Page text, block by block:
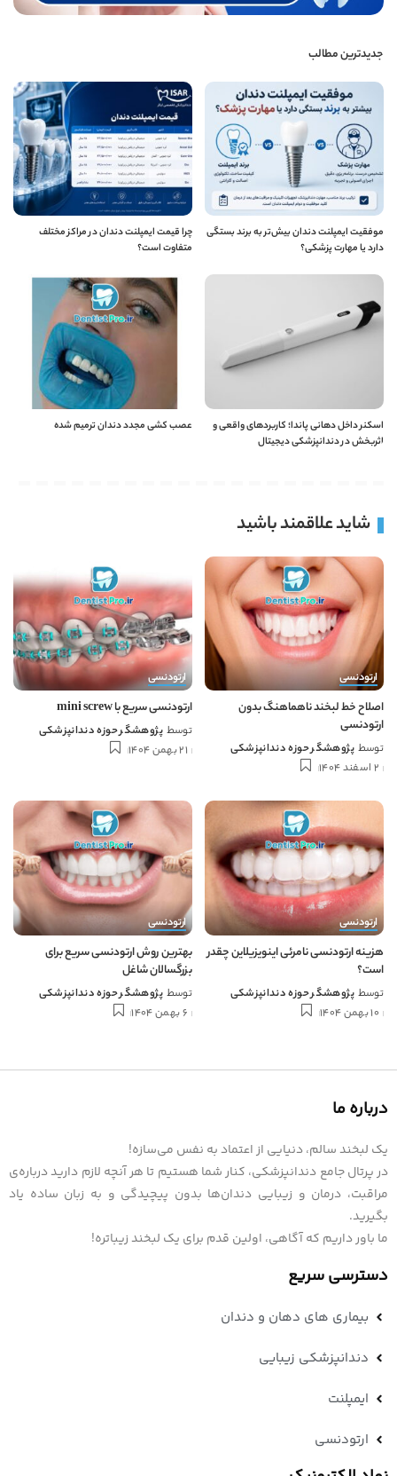
جدیدترین مطالب
موفقیت ایمپلنت دندان بیش‌تر به برند بستگی
دارد یا مهارت پزشکی؟
چرا قیمت ایمپلنت دندان در مراکز مختلف
متفاوت است؟
اسکنر داخل دهانی پاندا؛ کاربردهای واقعی و
اثربخش در دندانپزشکی دیجیتال
عصب کشی مجدد دندان ترمیم شده
شاید علاقمند باشید
ارتودنسی
اصلاح خط لبخند ناهماهنگ بدون
ارتودنسی
توسط پژوهشگر حوزه دندانپزشکی
2 اسفند 1404
ارتودنسی
ارتودنسی سریع با mini screw
توسط پژوهشگر حوزه دندانپزشکی
21 بهمن 1404
ارتودنسی
هزینه ارتودنسی نامرئی اینویزیلاین چقدر
است؟
توسط پژوهشگر حوزه دندانپزشکی
10 بهمن 1404
ارتودنسی
بهترین روش ارتودنسی سریع برای
بزرگسالان شاغل
توسط پژوهشگر حوزه دندانپزشکی
6 بهمن 1404
درباره ما
یک لبخند سالم، دنیایی از اعتماد به نفس می‌سازه!
در پرتال جامع دندانپزشکی، کنار شما هستیم تا هر آنچه لازم دارید درباره‌ی
مراقبت، درمان و زیبایی دندان‌ها بدون پیچیدگی و به زبان ساده یاد
بگیرید.
ما باور داریم که آگاهی، اولین قدم برای یک لبخند زیباتره!
دسترسی سریع
بیماری های دهان و دندان
دندانپزشکی زیبایی
ایمپلنت
ارتودنسی